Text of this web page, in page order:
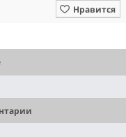
чтобы сократить себе
и получить реальный
Нравится